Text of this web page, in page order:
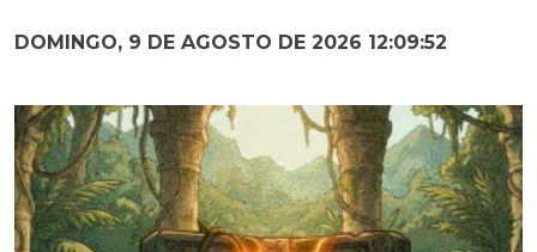
DOMINGO, 9 DE AGOSTO DE 2026 12:09:53